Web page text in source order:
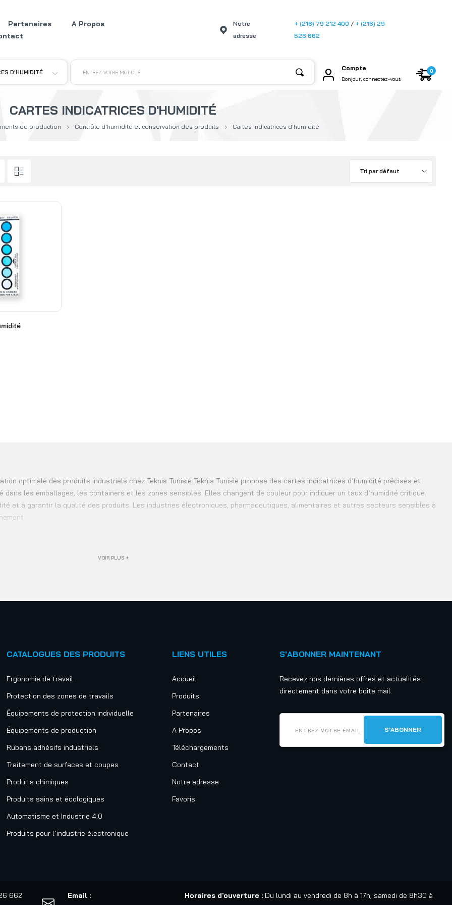
Partenaires
A Propos
Notre
adresse
+ (216) 79 212 400 / + (216) 29
526 662
D'HUMIDITÉ ENTREZ VOTRE MOT-CLÉ
Compte
Bonjour, connectez-vous
0
CARTES INDICATRICES D'HUMIDITÉ
de production Contrôle d'humidité et conservation des produits Cartes indicatrices d'humidité
Tri par défaut
optimale des produits industriels chez Teknis Tunisie Teknis Tunisie propose des cartes indicatrices d’humidité précises et
les emballages, les containers et les zones sensibles. Elles changent de couleur pour indiquer un taux d’humidité critique.
et à garantir la qualité des produits. Les industries électroniques, pharmaceutiques, alimentaires et autres secteurs sensibles à
VOIR PLUS +
CATALOGUES DES PRODUITS
Ergonomie de travail
Protection des zones de travails
Équipements de protection individuelle
Équipements de production
Rubans adhésifs industriels
Traitement de surfaces et coupes
Produits chimiques
Produits sains et écologiques
Automatisme et Industrie 4.0
Produits pour l’industrie électronique
LIENS UTILES
Accueil
Produits
Partenaires
A Propos
Téléchargements
Contact
Notre adresse
Favoris
S'ABONNER MAINTENANT
Recevez nos dernières offres et actualités
directement dans votre boîte mail.
662 Email : Horaires d'ouverture : Du lundi au vendredi de 8h à 17h, samedi de 8h30 à